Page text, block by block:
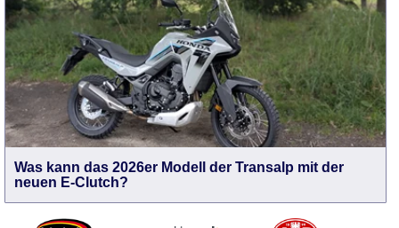
Was kann das 2026er Modell der Transalp mit der
neuen E-Clutch?